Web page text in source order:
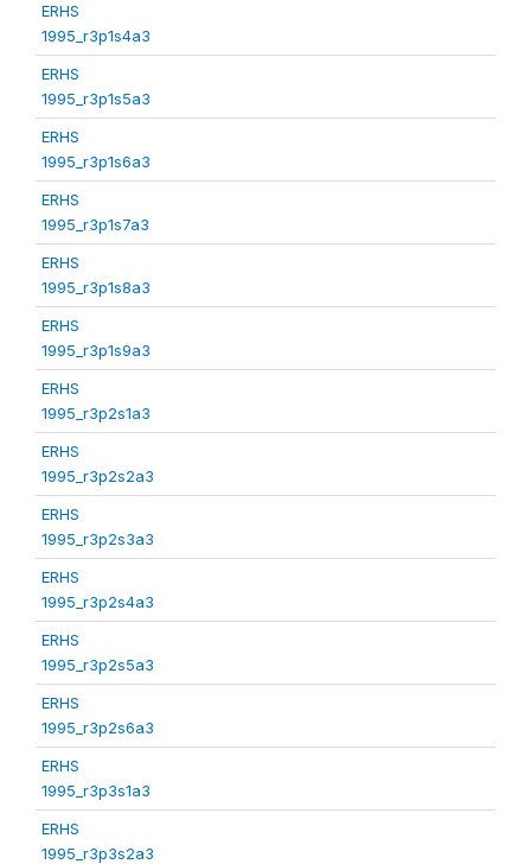
ERHS
1995_r3p1s4a3
ERHS
1995_r3p1s5a3
ERHS
1995_r3p1s6a3
ERHS
1995_r3p1s7a3
ERHS
1995_r3p1s8a3
ERHS
1995_r3p1s9a3
ERHS
1995_r3p2s1a3
ERHS
1995_r3p2s2a3
ERHS
1995_r3p2s3a3
ERHS
1995_r3p2s4a3
ERHS
1995_r3p2s5a3
ERHS
1995_r3p2s6a3
ERHS
1995_r3p3s1a3
ERHS
1995_r3p3s2a3